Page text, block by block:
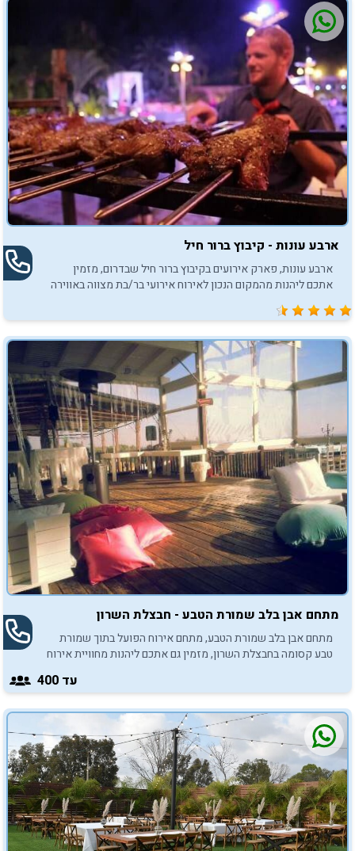
ארבע עונות - קיבוץ ברור חיל
ארבע עונות, פארק אירועים בקיבוץ ברור חיל שבדרום, מזמין
אתכם ליהנות מהמקום הנכון לאירוח אירועי בר/בת מצווה באווירה
קסומה ומרגשת.
מתחם אבן בלב שמורת הטבע - חבצלת השרון
מתחם אבן בלב שמורת הטבע, מתחם אירוח הפועל בתוך שמורת
טבע קסומה בחבצלת השרון, מזמין גם אתכם ליהנות מחוויית אירוח
עד 400